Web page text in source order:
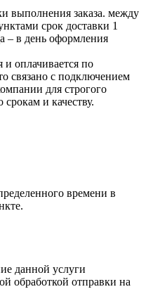
выполнения заказа. между
срок доставки 1
– в день оформления
и оплачивается по
связано с подключением
для строгого
и качеству.
времени в
данной услуги
обработкой отправки на